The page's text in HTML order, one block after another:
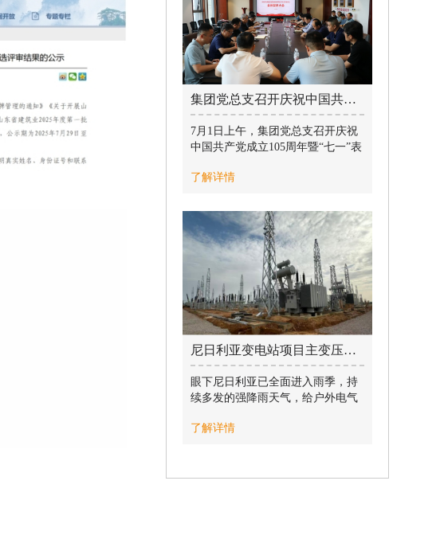
集团党总支召开庆祝中国共产党成立105周年暨“七一”表彰大会 / 2026-07-01
7月1日上午，集团党总支召开庆祝
中国共产党成立105周年暨“七一”表
牢记使命，争先创优、勇挑重担，
力开创改革发展新局面。集团党总
支书记、董事长巩光磊出席会议并
讲授专题党课，集团党总支委员、
总裁白正海主持会议。
了解详情
尼日利亚变电站项目主变压器等设备安装工作高效有序推进 / 2026-06-29
眼下尼日利亚已全面进入雨季，持
续多发的强降雨天气，给户外电气
湿滑、大件运输通行受阻、电力设
变电站项目 Zaria 变电站施工团队
了解详情